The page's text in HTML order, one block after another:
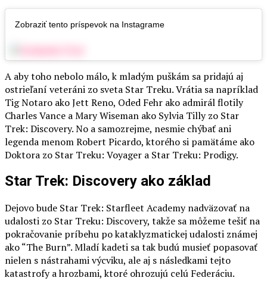
Zobraziť tento príspevok na Instagrame
A aby toho nebolo málo, k mladým puškám sa pridajú aj
ostrieľaní veteráni zo sveta Star Treku. Vrátia sa napríklad
Tig Notaro ako Jett Reno, Oded Fehr ako admirál flotily
Charles Vance a Mary Wiseman ako Sylvia Tilly zo Star
Trek: Discovery. No a samozrejme, nesmie chýbať ani
legenda menom Robert Picardo, ktorého si pamätáme ako
Doktora zo Star Treku: Voyager a Star Treku: Prodigy.
Star Trek: Discovery ako základ
Dejovo bude Star Trek: Starfleet Academy nadväzovať na
udalosti zo Star Treku: Discovery, takže sa môžeme tešiť na
pokračovanie príbehu po kataklyzmatickej udalosti známej
ako “The Burn”. Mladí kadeti sa tak budú musieť popasovať
nielen s nástrahami výcviku, ale aj s následkami tejto
katastrofy a hrozbami, ktoré ohrozujú celú Federáciu.